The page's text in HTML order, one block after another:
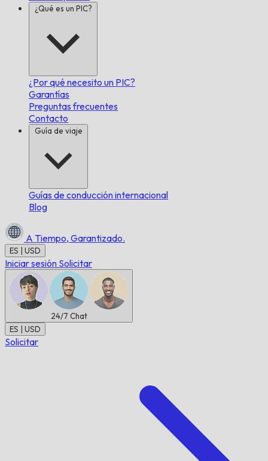
¿Qué es un PIC?
¿Por qué necesito un PIC?
Garantías
Preguntas frecuentes
Contacto
Guía de viaje
Guías de conducción internacional
Blog
A Tiempo, Garantizado.
ES | USD
Iniciar sesión Solicitar
24/7 Chat
ES | USD
Solicitar